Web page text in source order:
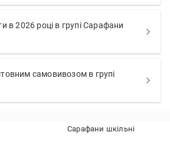
в 2026 році в групі Сарафани
самовивозом в групі
Сарафани шкільні